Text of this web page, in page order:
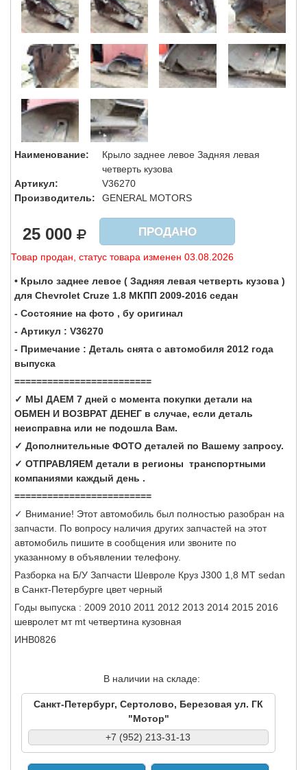
Наименование:
Крыло заднее левое Задняя левая
четверть кузова
Артикул:
V36270
Производитель:
GENERAL MOTORS
25 000 ПРОДАНО
Товар продан, статус товара изменен 03.08.2026
• Крыло заднее левое ( Задняя левая четверть кузова )
для Chevrolet Cruze 1.8 МКПП 2009-2016 седан
- Состояние на фото , бу оригинал
- Артикул : V36270
- Примечание : Деталь снята с автомобиля 2012 года
выпуска
=========================
✓ МЫ ДАЕМ 7 дней с момента покупки детали на
ОБМЕН И ВОЗВРАТ ДЕНЕГ в случае, если деталь
неисправна или не подошла Вам.
✓ Дополнительные ФОТО деталей по Вашему запросу.
✓ ОТПРАВЛЯЕМ детали в регионы транспортными
компаниями каждый день .
=========================
✓ Внимание! Этот автомобиль был полностью разобран на
запчасти. По вопросу наличия других запчастей на этот
автомобиль пишите в сообщения или звоните по
указанному в объявлении телефону.
Разборка на Б/У Запчасти Шевроле Круз J300 1,8 МТ sedan
в Санкт-Петербурге цвет черный
Годы выпуска : 2009 2010 2011 2012 2013 2014 2015 2016
шевролет мт mt четвертина кузовная
ИНВ0826
В наличии на складе:
Санкт-Петербург, Сертолово, Березовая ул. ГК
"Мотор"
+7 (952) 213-31-13